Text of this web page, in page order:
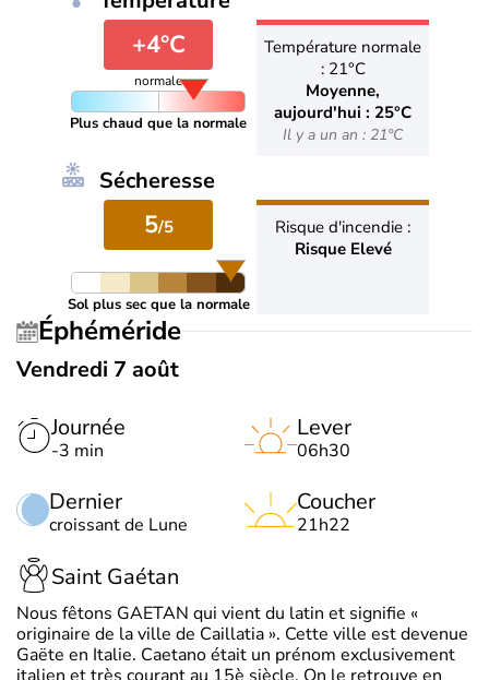
+4°C
normale
Plus chaud que la normale
Température normale
: 21°C
Moyenne,
aujourd'hui : 25°C
Il y a un an : 21°C
Sécheresse
5/5
Sol plus sec que la normale
Risque d'incendie :
Risque Elevé
Éphéméride
Vendredi 7 août
Journée
-3 min
Dernier
croissant de Lune
Lever
06h30
Coucher
21h22
Saint Gaétan
Nous fêtons GAETAN qui vient du latin et signifie «
originaire de la ville de Caillatia ». Cette ville est devenue
Gaëte en Italie. Caetano était un prénom exclusivement